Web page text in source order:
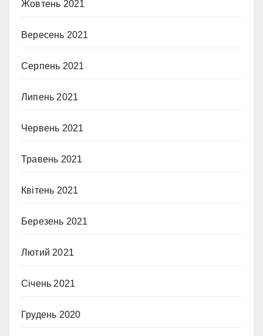
Жовтень 2021
Вересень 2021
Серпень 2021
Липень 2021
Червень 2021
Травень 2021
Квітень 2021
Березень 2021
Лютий 2021
Січень 2021
Грудень 2020